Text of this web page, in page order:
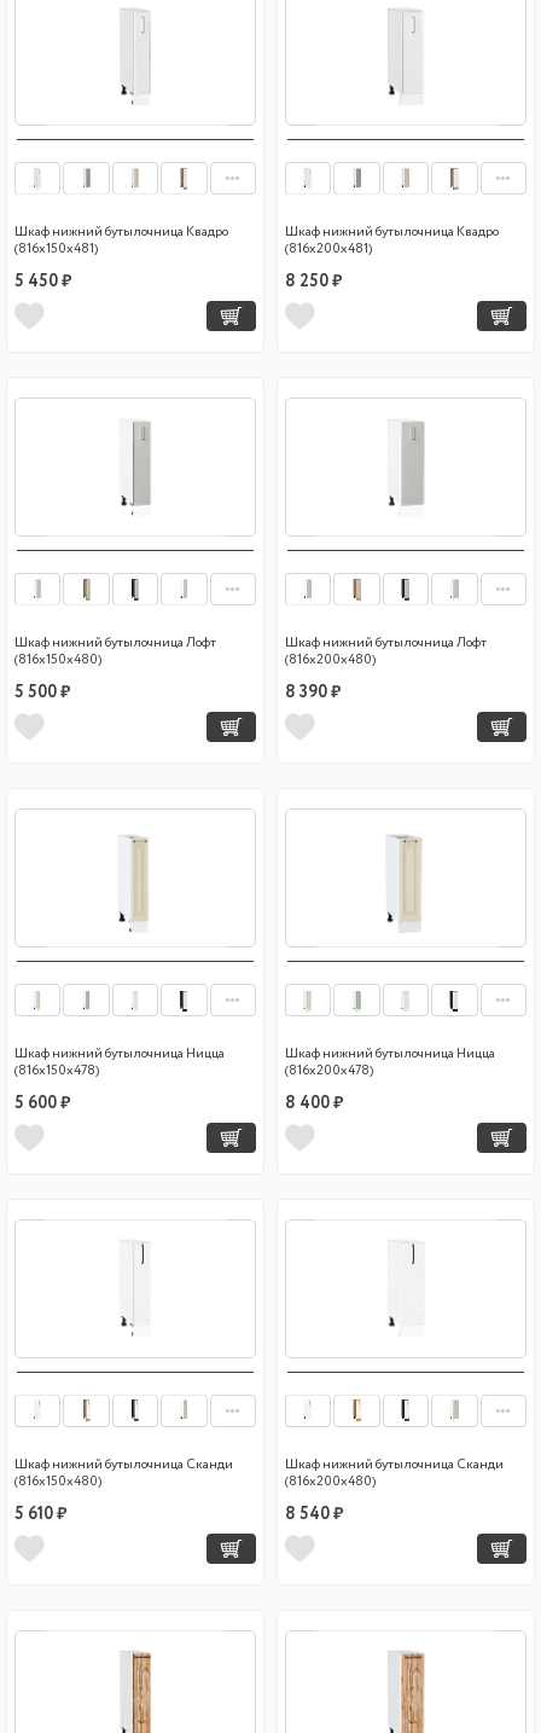
Шкаф нижний бутылочница Квадро
(816х150х481)
5 450 ₽
Шкаф нижний бутылочница Квадро
(816х200х481)
8 250 ₽
Шкаф нижний бутылочница Лофт
(816х150х480)
5 500 ₽
Шкаф нижний бутылочница Лофт
(816х200х480)
8 390 ₽
Шкаф нижний бутылочница Ницца
(816х150х478)
5 600 ₽
Шкаф нижний бутылочница Ницца
(816х200х478)
8 400 ₽
Шкаф нижний бутылочница Сканди
(816х150х480)
5 610 ₽
Шкаф нижний бутылочница Сканди
(816х200х480)
8 540 ₽